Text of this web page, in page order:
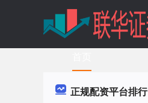
正规配资平台排行